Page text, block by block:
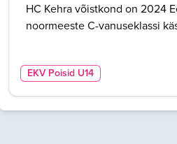
HC Kehra võistkond on 2024
noormeeste C-vanuseklassi
EKV Poisid U14